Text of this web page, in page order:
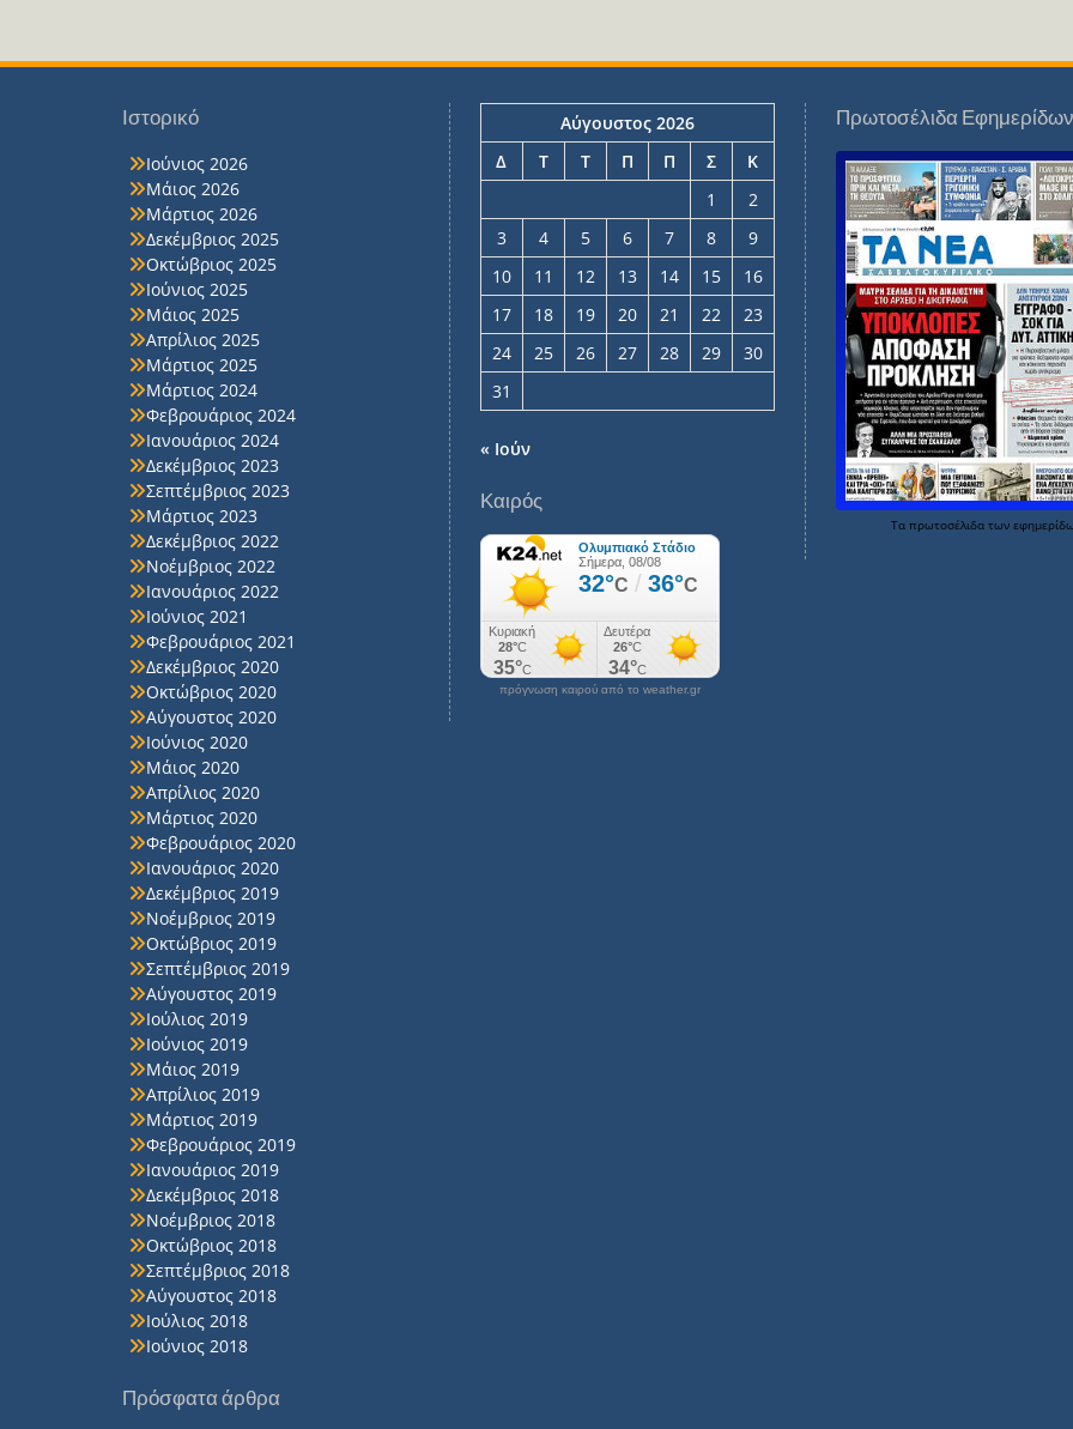
Ιστορικό
Ιούνιος 2026
Μάιος 2026
Μάρτιος 2026
Δεκέμβριος 2025
Οκτώβριος 2025
Ιούνιος 2025
Μάιος 2025
Απρίλιος 2025
Μάρτιος 2025
Μάρτιος 2024
Φεβρουάριος 2024
Ιανουάριος 2024
Δεκέμβριος 2023
Σεπτέμβριος 2023
Μάρτιος 2023
Δεκέμβριος 2022
Νοέμβριος 2022
Ιανουάριος 2022
Ιούνιος 2021
Φεβρουάριος 2021
Δεκέμβριος 2020
Οκτώβριος 2020
Αύγουστος 2020
Ιούνιος 2020
Μάιος 2020
Απρίλιος 2020
Μάρτιος 2020
Φεβρουάριος 2020
Ιανουάριος 2020
Δεκέμβριος 2019
Νοέμβριος 2019
Οκτώβριος 2019
Σεπτέμβριος 2019
Αύγουστος 2019
Ιούλιος 2019
Ιούνιος 2019
Μάιος 2019
Απρίλιος 2019
Μάρτιος 2019
Φεβρουάριος 2019
Ιανουάριος 2019
Δεκέμβριος 2018
Νοέμβριος 2018
Οκτώβριος 2018
Σεπτέμβριος 2018
Αύγουστος 2018
Ιούλιος 2018
Ιούνιος 2018
Πρόσφατα άρθρα
Αύγουστος 2026
Δ
Τ Τ Π Π Σ
Κ
1
2
3
4 5 6 7 8
9
10
11 12 13 14 15
16
17
18 19 20 21 22
23
24
25 26 27 28 29
30
31
« Ιούν
Καιρός
πρόγνωση καιρού από το weather.gr
Πρωτοσέλιδα Εφημερίδων
Τα πρωτοσέλιδα των